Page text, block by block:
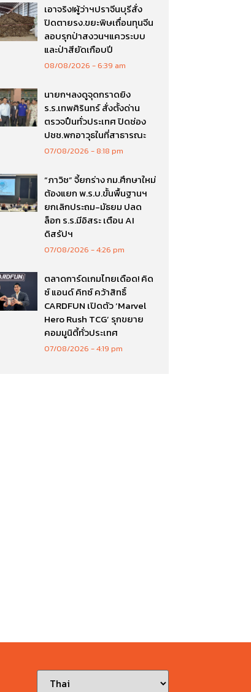
เอาจริง!ผู้ว่าฯปราจีนบุรีสั่ง
ปิดตายรง.ขยะพิษเถื่อนทุนจีน
ลอบรุกป่าสงวนฯแควระบบ
และป่าสียัดเกือบปี
08/08/2026 6:39 am
นายกฯลงดูจุดกราดยิง
ร.ร.เทพศิรินทร์ สั่งตั้งด่าน
ตรวจปืนทั่วประเทศ ปิดช่อง
ปชช.พกอาวุธในที่สาธารณะ
07/08/2026 8:18 pm
“ภาวิช” จี้ยกร่าง กม.ศึกษาใหม่
ต้องแยก พ.ร.บ.ขั้นพื้นฐานฯ
ยกเลิกประถม-มัธยม ปลด
ล็อก ร.ร.มีอิสระ เตือน AI
ดิสรัปฯ
07/08/2026 4:26 pm
ตลาดการ์ดเกมไทยเดือด! คิด
ซ์ แอนด์ คิทซ์ คว้าสิทธิ์
CARDFUN เปิดตัว ‘Marvel
Hero Rush TCG’ รุกขยาย
คอมมูนิตี้ทั่วประเทศ
07/08/2026 4:19 pm